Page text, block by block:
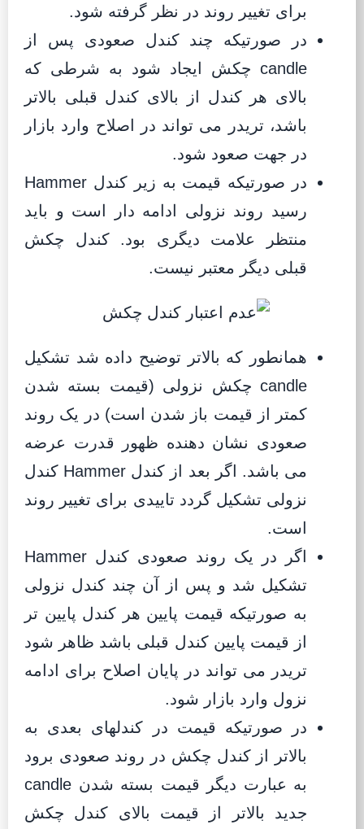
برای تغییر روند در نظر گرفته شود.
در صورتیکه چند کندل صعودی پس از
candle چکش ایجاد شود به شرطی که
بالای هر کندل از بالای کندل قبلی بالاتر
باشد، تریدر می تواند در اصلاح وارد بازار
در جهت صعود شود.
در صورتیکه قیمت به زیر کندل Hammer
رسید روند نزولی ادامه دار است و باید
منتظر علامت دیگری بود. کندل چکش
قبلی دیگر معتبر نیست.
همانطور که بالاتر توضیح داده شد تشکیل
candle چکش نزولی (قیمت بسته شدن
کمتر از قیمت باز شدن است) در یک روند
صعودی نشان دهنده ظهور قدرت عرضه
می باشد. اگر بعد از کندل Hammer کندل
نزولی تشکیل گردد تاییدی برای تغییر روند
است.
اگر در یک روند صعودی کندل Hammer
تشکیل شد و پس از آن چند کندل نزولی
به صورتیکه قیمت پایین هر کندل پایین تر
از قیمت پایین کندل قبلی باشد ظاهر شود
تریدر می تواند در پایان اصلاح برای ادامه
نزول وارد بازار شود.
در صورتیکه قیمت در کندلهای بعدی به
بالاتر از کندل چکش در روند صعودی برود
به عبارت دیگر قیمت بسته شدن candle
جدید بالاتر از قیمت بالای کندل چکش